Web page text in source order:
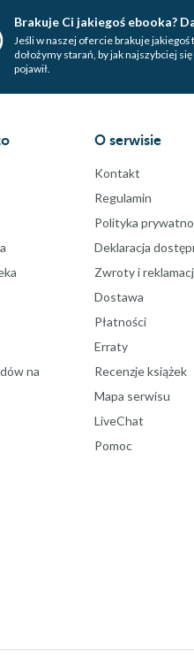
Brakuje Ci jakiegoś ebooka?
Jeśli w naszej ofercie brakuje jakiegoś
dołożymy starań, by jak najszybciej się
pojawił.
na
O serwisie
Kontakt
Regulamin
Polityka
Deklaracja
Zwroty i
Dostawa
Płatności
Erraty
Recenzje książek
Mapa serwisu
LiveChat
Pomoc